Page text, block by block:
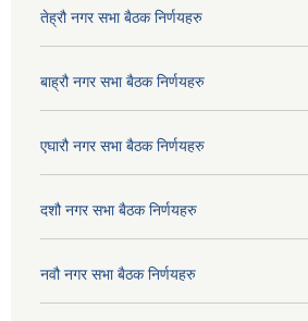
तेह्रौ नगर सभा बैठक निर्णयहरु
बाह्रौ नगर सभा बैठक निर्णयहरु
एघारौ नगर सभा बैठक निर्णयहरु
दशौ नगर सभा बैठक निर्णयहरु
नवौ नगर सभा बैठक निर्णयहरु